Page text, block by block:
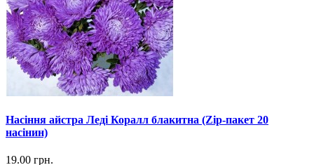
Насіння айстра Леді Коралл блакитна (Zip-пакет 20
насінин)
19.00 грн.